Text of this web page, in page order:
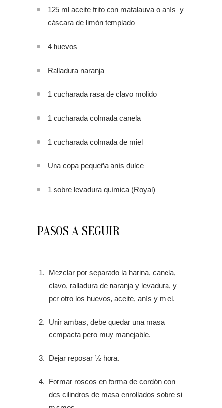
125 ml aceite frito con matalauva o anís y
cáscara de limón templado
4 huevos
Ralladura naranja
1 cucharada rasa de clavo molido
1 cucharada colmada canela
1 cucharada colmada de miel
Una copa pequeña anís dulce
1 sobre levadura química (Royal)
PASOS A SEGUIR
Mezclar por separado la harina, canela,
clavo, ralladura de naranja y levadura, y
por otro los huevos, aceite, anís y miel.
Unir ambas, debe quedar una masa
compacta pero muy manejable.
Dejar reposar ½ hora.
Formar roscos en forma de cordón con
dos cilindros de masa enrollados sobre si